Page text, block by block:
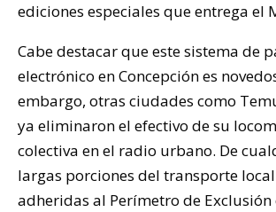
ediciones especiales que entrega el
Cabe destacar que este sistema de
electrónico en Concepción es
embargo, otras ciudades como
ya eliminaron el efectivo de su
colectiva en el radio urbano. De
largas porciones del transporte
adheridas al Perímetro de Exclusión